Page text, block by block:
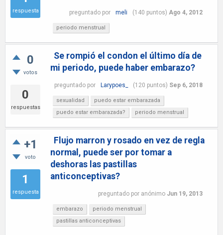
respuesta preguntado por meli (140 puntos) Ago 4, 2012
periodo menstrual
0
votos
0
respuestas
Se rompió el condon el último día de
mi periodo, puede haber embarazo?
preguntado por Larypoes_ (120 puntos) Sep 6, 2018
sexualidad
puedo estar embarazada
puedo estar embarazada?
periodo menstrual
+1
voto
1
respuesta
Flujo marron y rosado en vez de regla
normal, puede ser por tomar a
deshoras las pastillas
anticonceptivas?
preguntado por anónimo Jun 19, 2013
embarazo
periodo menstrual
pastillas anticonceptivas